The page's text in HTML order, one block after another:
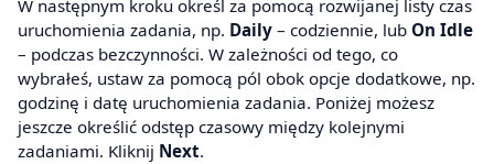
W następnym kroku określ za pomocą rozwijanej listy czas
uruchomienia zadania, np. Daily – codziennie, lub On Idle
– podczas bezczynności. W zależności od tego, co
wybrałeś, ustaw za pomocą pól obok opcje dodatkowe, np.
godzinę i datę uruchomienia zadania. Poniżej możesz
jeszcze określić odstęp czasowy między kolejnymi
zadaniami. Kliknij Next.